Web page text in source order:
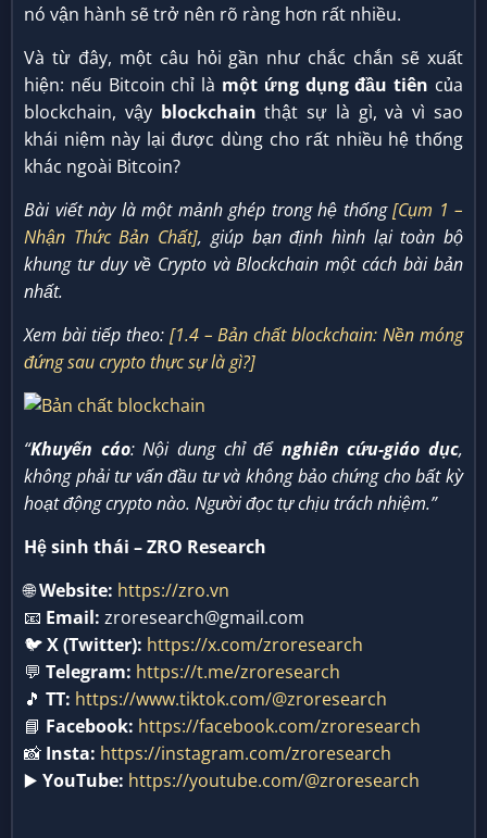
nó vận hành sẽ trở nên rõ ràng hơn rất nhiều.
Và từ đây, một câu hỏi gần như chắc chắn sẽ xuất
hiện: nếu Bitcoin chỉ là một ứng dụng đầu tiên của
blockchain, vậy blockchain thật sự là gì, và vì sao
khái niệm này lại được dùng cho rất nhiều hệ thống
khác ngoài Bitcoin?
Bài viết này là một mảnh ghép trong hệ thống[Cụm 1 –
Nhận Thức Bản Chất], giúp bạn định hình lại toàn bộ
khung tư duy về Crypto và Blockchain một cách bài bản
nhất.
Xem bài tiếp theo: [1.4 – Bản chất blockchain: Nền móng
đứng sau crypto thực sự là gì?]
“Khuyến cáo: Nội dung chỉ để nghiên cứu-giáo dục,
không phải tư vấn đầu tư và không bảo chứng cho bất kỳ
hoạt động crypto nào. Người đọc tự chịu trách nhiệm.”
Hệ sinh thái – ZRO Research
🌐Website: https://zro.vn
📧 Email: zroresearch@gmail.com
🐦X (Twitter): https://x.com/zroresearch
💬 Telegram: https://t.me/zroresearch
🎵 TT: https://www.tiktok.com/@zroresearch
📘 Facebook: https://facebook.com/zroresearch
📸 Insta: https://instagram.com/zroresearch
▶️ YouTube: https://youtube.com/@zroresearch